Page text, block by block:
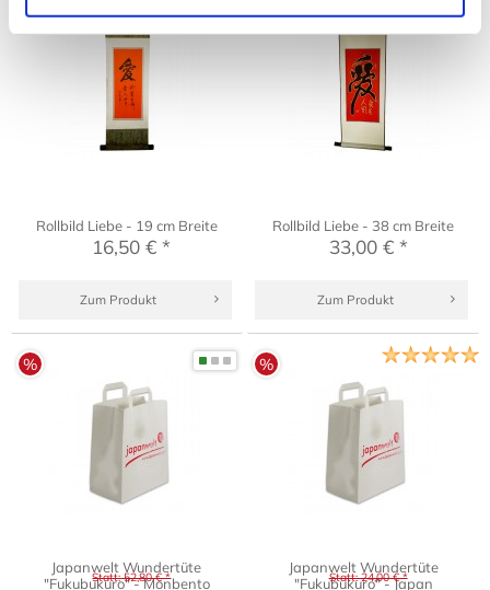
Rollbild Liebe - 19 cm Breite
16,50 € *
Zum Produkt
Rollbild Liebe - 38 cm Breite
33,00 € *
Zum Produkt
%
Japanwelt Wundertüte
"Fukubukuro" - Monbento
Statt: 52,80 € *
%
Japanwelt Wundertüte
"Fukubukuro" - Japan
Statt: 24,00 € *